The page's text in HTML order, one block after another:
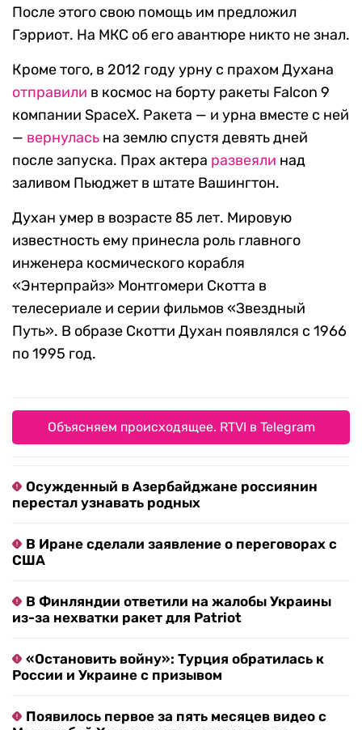
После этого свою помощь им предложил
Гэрриот. На МКС об его авантюре никто не знал.
Кроме того, в 2012 году урну с прахом Духана
отправили в космос на борту ракеты Falcon 9
компании SpaceX. Ракета — и урна вместе с ней
— вернулась на землю спустя девять дней
после запуска. Прах актера развеяли над
заливом Пьюджет в штате Вашингтон.
Духан умер в возрасте 85 лет. Мировую
известность ему принесла роль главного
инженера космического корабля
«Энтерпрайз» Монтгомери Скотта в
телесериале и серии фильмов «Звездный
Путь». В образе Скотти Духан появлялся с 1966
по 1995 год.
Объясняем происходящее. RTVI в Telegram
Осужденный в Азербайджане россиянин
перестал узнавать родных
В Иране сделали заявление о переговорах с
США
В Финляндии ответили на жалобы Украины
из-за нехватки ракет для Patriot
«Остановить войну»: Турция обратилась к
России и Украине с призывом
Появилось первое за пять месяцев видео с